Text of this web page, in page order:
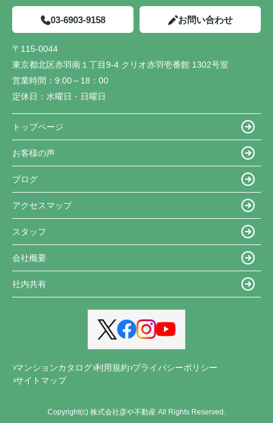
03-6903-9158 お問い合わせ
〒115-0044
東京都北区赤羽南１丁目9-4 クリオ赤羽壱番館 1302号室
営業時間： 9:00～18：00
定休日： 水曜日・日曜日
トップページ
お客様の声
ブログ
アクセスマップ
スタッフ
会社概要
社内共有
マンションカタログ 利用規約 プライバシーポリシー
サイトマップ
Copyright(c) 株式会社彦や不動産 All Rights Reserved.